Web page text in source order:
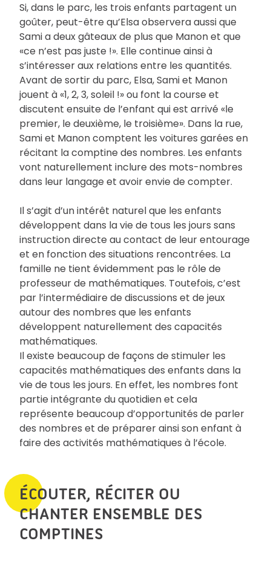
Si, dans le parc, les trois enfants partagent un
goûter, peut-être qu’Elsa observera aussi que
Sami a deux gâteaux de plus que Manon et que
«ce n’est pas juste !». Elle continue ainsi à
s’intéresser aux relations entre les quantités.
Avant de sortir du parc, Elsa, Sami et Manon
jouent à «1, 2, 3, soleil !» ou font la course et
discutent ensuite de l’enfant qui est arrivé «le
premier, le deuxième, le troisième». Dans la rue,
Sami et Manon comptent les voitures garées en
récitant la comptine des nombres. Les enfants
vont naturellement inclure des mots-nombres
dans leur langage et avoir envie de compter.
Il s’agit d’un intérêt naturel que les enfants
développent dans la vie de tous les jours sans
instruction directe au contact de leur entourage
et en fonction des situations rencontrées. La
famille ne tient évidemment pas le rôle de
professeur de mathématiques. Toutefois, c’est
par l’intermédiaire de discussions et de jeux
autour des nombres que les enfants
développent naturellement des capacités
mathématiques.
Il existe beaucoup de façons de stimuler les
capacités mathématiques des enfants dans la
vie de tous les jours. En effet, les nombres font
partie intégrante du quotidien et cela
représente beaucoup d’opportunités de parler
des nombres et de préparer ainsi son enfant à
faire des activités mathématiques à l’école.
ÉCOUTER, RÉCITER OU
CHANTER ENSEMBLE DES
COMPTINES